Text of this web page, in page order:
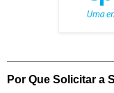
Por Que Solicitar a